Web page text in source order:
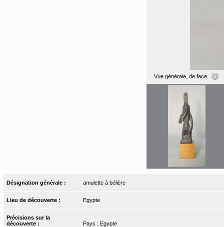
Vue générale, de face.
Désignation générale : amulette à bélière
Lieu de découverte : Egypte
Précisions sur la
découverte :
Pays : Egypte